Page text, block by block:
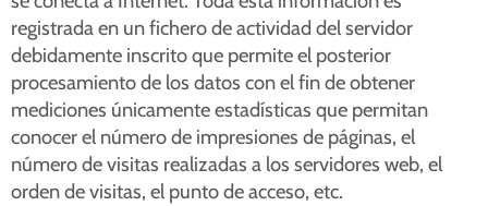
registrada en un fichero de actividad del servidor
debidamente inscrito que permite el posterior
procesamiento de los datos con el fin de obtener
mediciones únicamente estadísticas que permitan
conocer el número de impresiones de páginas, el
número de visitas realizadas a los servidores web, el
orden de visitas, el punto de acceso, etc.